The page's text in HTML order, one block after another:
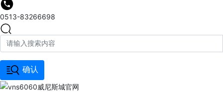
0513-83266698
确认